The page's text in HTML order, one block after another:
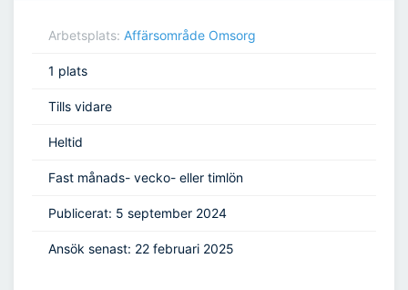
Arbetsplats: Affärsområde Omsorg
1 plats
Tills vidare
Heltid
Fast månads- vecko- eller timlön
Publicerat: 5 september 2024
Ansök senast: 22 februari 2025